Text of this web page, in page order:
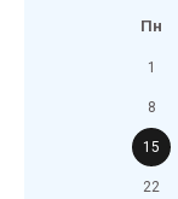
Пн
1
8
15
22